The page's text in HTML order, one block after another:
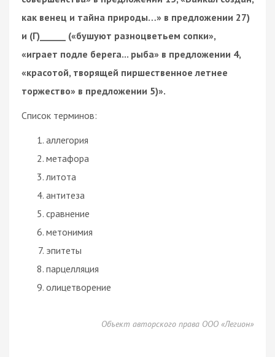
как венец и тайна природы…» в предложении 27)
и (Г)______ («бушуют разноцветьем сопки»,
«играет подле берега... рыба» в предложении 4,
«красотой, творящей пиршественное летнее
торжество» в предложении 5)».
Список терминов:
аллегория
метафора
литота
антитеза
сравнение
метонимия
эпитеты
парцелляция
олицетворение
Объект авторского права ООО «Легион»